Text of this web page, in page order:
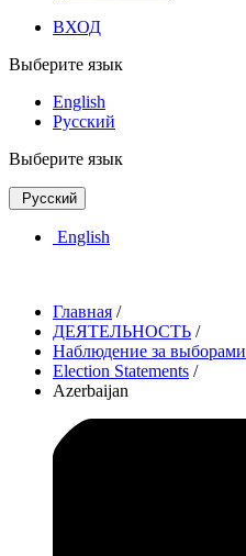
ВХОД
Выберите язык
English
Русский
Выберите язык
Русский
English
Главная /
ДЕЯТЕЛЬНОСТЬ /
Наблюдение за выборами
Election Statements /
Azerbaijan